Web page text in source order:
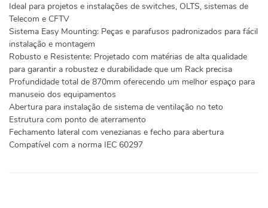
Ideal para projetos e instalações de switches, OLTS, sistemas de
Telecom e CFTV
Sistema Easy Mounting: Peças e parafusos padronizados para fácil
instalação e montagem
Robusto e Resistente: Projetado com matérias de alta qualidade
para garantir a robustez e durabilidade que um Rack precisa
Profundidade total de 870mm oferecendo um melhor espaço para
manuseio dos equipamentos
Abertura para instalação de sistema de ventilação no teto
Estrutura com ponto de aterramento
Fechamento lateral com venezianas e fecho para abertura
Compatível com a norma IEC 60297